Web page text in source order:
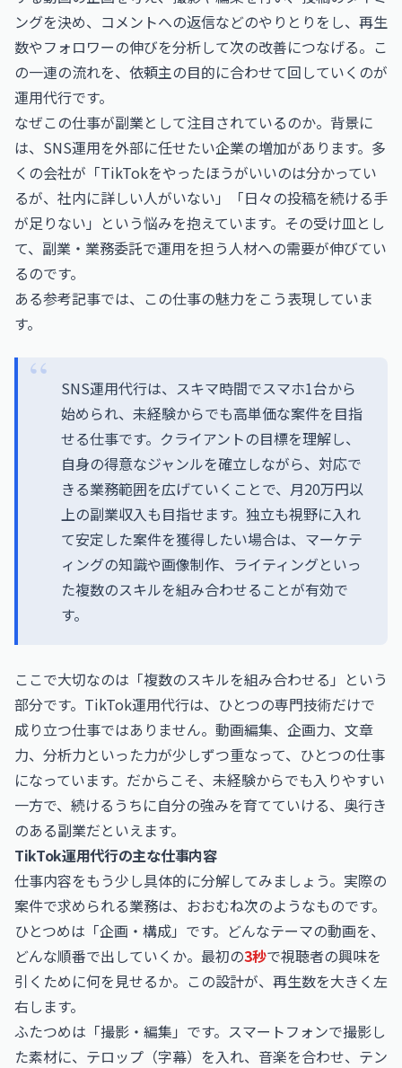
ングを決め、コメントへの返信などのやりとりをし、再生
数やフォロワーの伸びを分析して次の改善につなげる。こ
の一連の流れを、依頼主の目的に合わせて回していくのが
運用代行です。
なぜこの仕事が副業として注目されているのか。背景に
は、SNS運用を外部に任せたい企業の増加があります。多
くの会社が「TikTokをやったほうがいいのは分かってい
るが、社内に詳しい人がいない」「日々の投稿を続ける手
が足りない」という悩みを抱えています。その受け皿とし
て、副業・業務委託で運用を担う人材への需要が伸びてい
るのです。
ある参考記事では、この仕事の魅力をこう表現していま
す。
SNS運用代行は、スキマ時間でスマホ1台から
始められ、未経験からでも高単価な案件を目指
せる仕事です。クライアントの目標を理解し、
自身の得意なジャンルを確立しながら、対応で
きる業務範囲を広げていくことで、月20万円以
上の副業収入も目指せます。独立も視野に入れ
て安定した案件を獲得したい場合は、マーケテ
ィングの知識や画像制作、ライティングといっ
た複数のスキルを組み合わせることが有効で
す。
ここで大切なのは「複数のスキルを組み合わせる」という
部分です。TikTok運用代行は、ひとつの専門技術だけで
成り立つ仕事ではありません。動画編集、企画力、文章
力、分析力といった力が少しずつ重なって、ひとつの仕事
になっています。だからこそ、未経験からでも入りやすい
一方で、続けるうちに自分の強みを育てていける、奥行き
のある副業だといえます。
TikTok運用代行の主な仕事内容
仕事内容をもう少し具体的に分解してみましょう。実際の
案件で求められる業務は、おおむね次のようなものです。
ひとつめは「企画・構成」です。どんなテーマの動画を、
どんな順番で出していくか。最初の3秒で視聴者の興味を
引くために何を見せるか。この設計が、再生数を大きく左
右します。
ふたつめは「撮影・編集」です。スマートフォンで撮影し
た素材に、テロップ（字幕）を入れ、音楽を合わせ、テン